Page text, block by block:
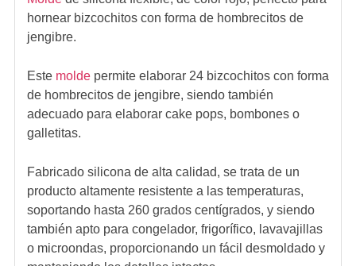
hornear bizcochitos con forma de hombrecitos de
jengibre.
Este moldepermite elaborar 24 bizcochitos con forma
de hombrecitos de jengibre, siendo también
adecuado para elaborar cake pops, bombones o
galletitas.
Fabricado silicona de alta calidad, se trata de un
producto altamente resistente a las temperaturas,
soportando hasta 260 grados centígrados, y siendo
también apto para congelador, frigorífico, lavavajillas
o microondas, proporcionando un fácil desmoldado y